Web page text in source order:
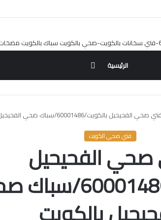
الرئيسية
عن
فني صحي الفحيحيل بالكويت/60001486/سباك صحي الفحيحيل بالكويت
فني صحي الكويت
الفحيحيل
بالكويت/60001486/